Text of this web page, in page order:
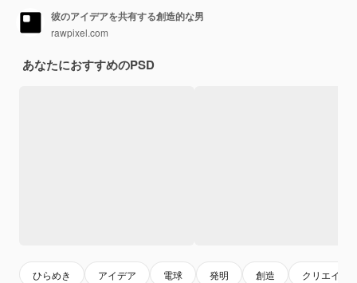
彼のアイデアを共有する創造的な男
rawpixel.com
あなたにおすすめのPSD
ひらめき アイデア 電球 発明 創造 クリエイテ